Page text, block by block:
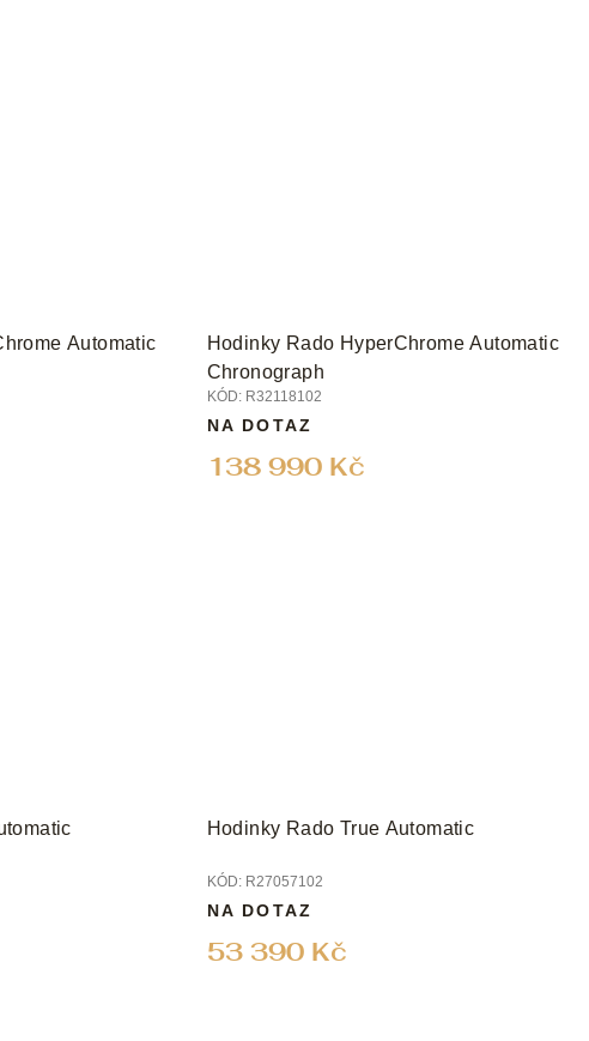
Automatic
Hodinky Rado HyperChrome Automatic
Chronograph
KÓD: R32118102
138 990 Kč
NA DOTAZ
Hodinky Rado True Automatic
KÓD: R27057102
53 390 Kč
NA DOTAZ